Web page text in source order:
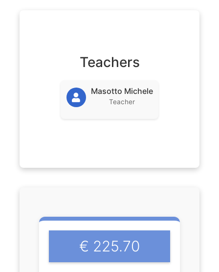
Teachers
Masotto Michele
Teacher
€ 225.70